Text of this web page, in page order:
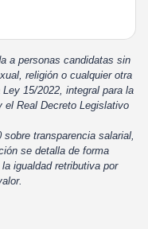
a personas candidatas sin
religión o cualquier otra
15/2022, integral para la
el Real Decreto Legislativo
transparencia salarial,
se detalla de forma
igualdad retributiva por